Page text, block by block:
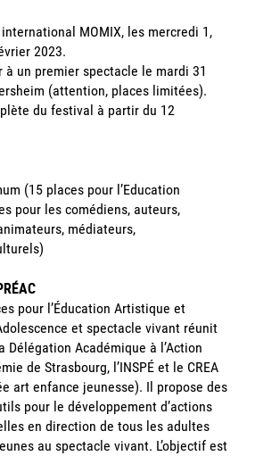
MOMIX, les mercredi 1,
2023.
à un premier spectacle le mardi 31
(attention, places limitées).
du festival à partir du 12
(15 places pour l’Education
pour les comédiens, auteurs,
médiateurs,
pour l’Éducation Artistique et
et spectacle vivant réunit
Délégation Académique à l’Action
de Strasbourg, l’INSPÉ et le CREA
art enfance jeunesse). Il propose des
pour le développement d’actions
en direction de tous les adultes
au spectacle vivant. L’objectif est